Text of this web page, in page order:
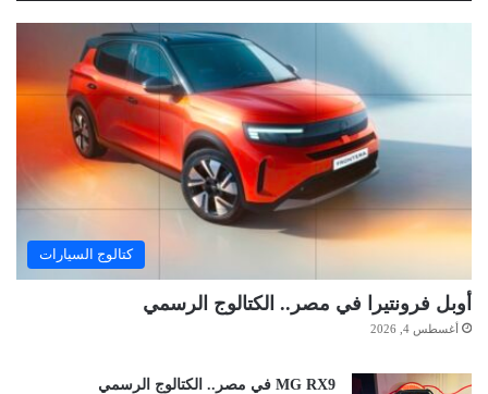
كتالوج السيارات
أوبل فرونتيرا في مصر.. الكتالوج الرسمي
أغسطس 4, 2026
MG RX9 في مصر.. الكتالوج الرسمي